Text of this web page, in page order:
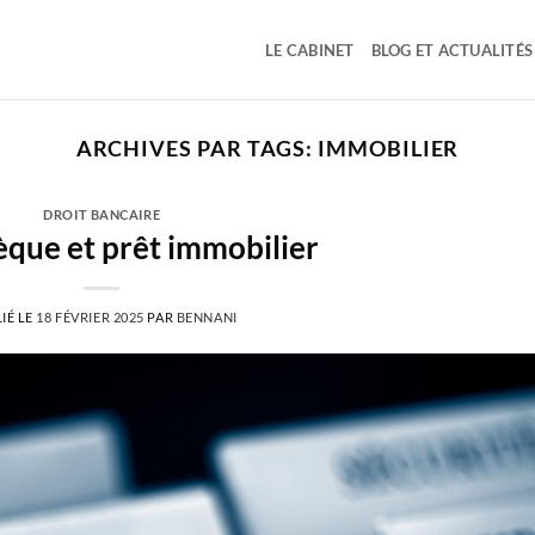
LE CABINET BLOG ET ACTUALITÉS
ARCHIVES PAR TAGS: IMMOBILIER
DROIT BANCAIRE
et prêt immobilier
LE 18 FÉVRIER 2025 PAR BENNANI